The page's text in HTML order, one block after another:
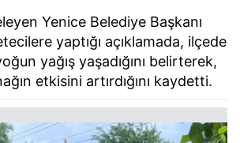
Yenice Belediye Başkanı
yaptığı açıklamada, ilçede
yağış yaşadığını belirterek,
etkisini artırdığını kaydetti.